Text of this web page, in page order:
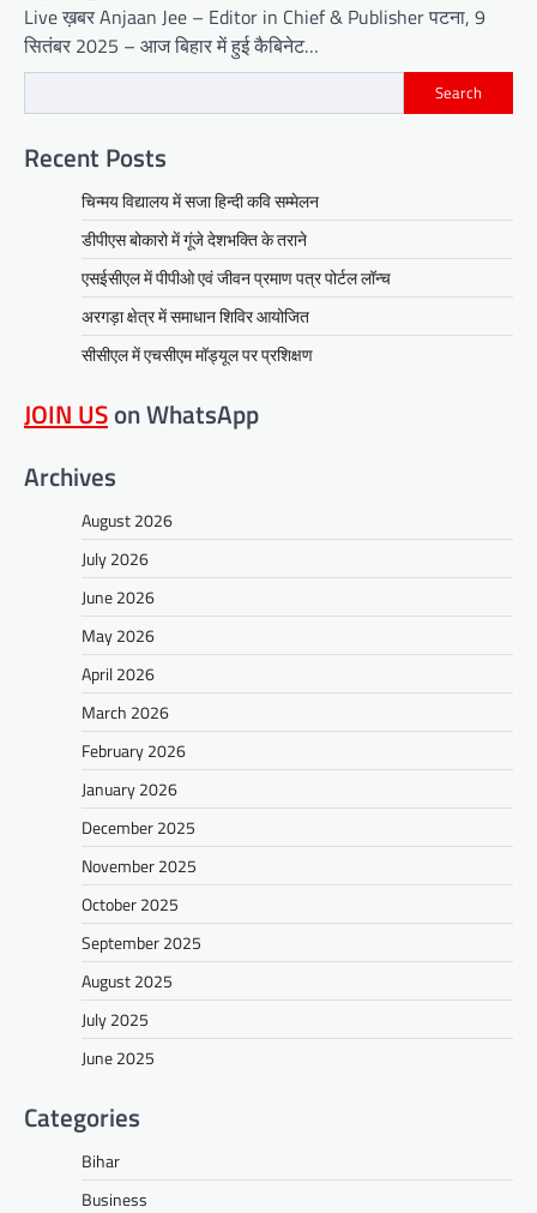
Live ख़बर Anjaan Jee – Editor in Chief & Publisher पटना, 9
सितंबर 2025 – आज बिहार में हुई कैबिनेट…
Search
Recent Posts
चिन्मय विद्यालय में सजा हिन्दी कवि सम्मेलन
डीपीएस बोकारो में गूंजे देशभक्ति के तराने
एसईसीएल में पीपीओ एवं जीवन प्रमाण पत्र पोर्टल लॉन्च
अरगड़ा क्षेत्र में समाधान शिविर आयोजित
सीसीएल में एचसीएम मॉड्यूल पर प्रशिक्षण
JOIN USon WhatsApp
Archives
August 2026
July 2026
June 2026
May 2026
April 2026
March 2026
February 2026
January 2026
December 2025
November 2025
October 2025
September 2025
August 2025
July 2025
June 2025
Categories
Bihar
Business